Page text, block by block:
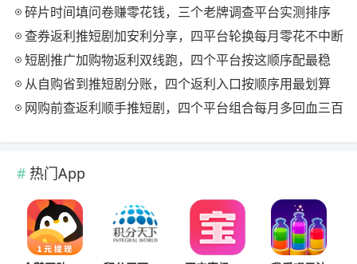
碎片时间填问卷赚零花钱，三个老牌调查平台实测排序
查券返利推短剧加安利分享，四平台轮换每月零花不中断
短剧推广加购物返利双线跑，四个平台按这顺序配最稳
从自购省到推短剧分账，四个返利入口按顺序用最划算
网购前查返利顺手推短剧，四个平台组合每月多回血三百
热门App